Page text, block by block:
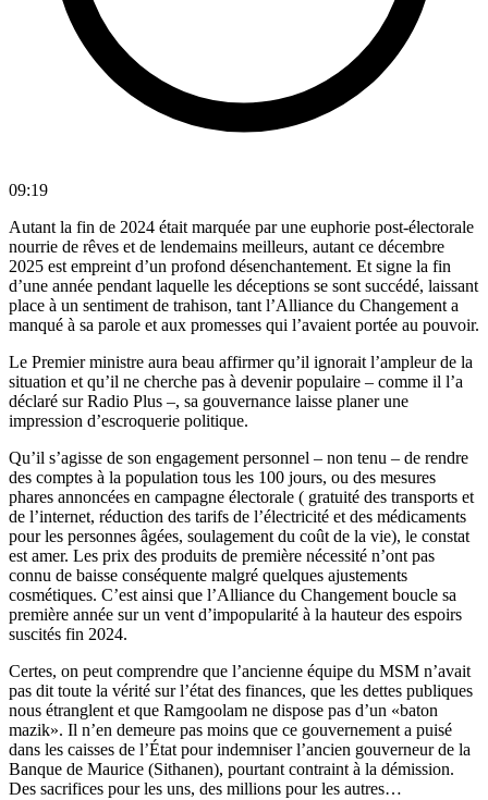
09:19
Autant la fin de 2024 était marquée par une euphorie post-électorale
nourrie de rêves et de lendemains meilleurs, autant ce décembre
2025 est empreint d’un profond désenchantement. Et signe la fin
d’une année pendant laquelle les déceptions se sont succédé, laissant
place à un sentiment de trahison, tant l’Alliance du Changement a
manqué à sa parole et aux promesses qui l’avaient portée au pouvoir.
Le Premier ministre aura beau affirmer qu’il ignorait l’ampleur de la
situation et qu’il ne cherche pas à devenir populaire – comme il l’a
déclaré sur Radio Plus –, sa gouvernance laisse planer une
impression d’escroquerie politique.
Qu’il s’agisse de son engagement personnel – non tenu – de rendre
des comptes à la population tous les 100 jours, ou des mesures
phares annoncées en campagne électorale ( gratuité des transports et
de l’internet, réduction des tarifs de l’électricité et des médicaments
pour les personnes âgées, soulagement du coût de la vie), le constat
est amer. Les prix des produits de première nécessité n’ont pas
connu de baisse conséquente malgré quelques ajustements
cosmétiques. C’est ainsi que l’Alliance du Changement boucle sa
première année sur un vent d’impopularité à la hauteur des espoirs
suscités fin 2024.
Certes, on peut comprendre que l’ancienne équipe du MSM n’avait
pas dit toute la vérité sur l’état des finances, que les dettes publiques
nous étranglent et que Ramgoolam ne dispose pas d’un «baton
mazik». Il n’en demeure pas moins que ce gouvernement a puisé
dans les caisses de l’État pour indemniser l’ancien gouverneur de la
Banque de Maurice (Sithanen), pourtant contraint à la démission.
Des sacrifices pour les uns, des millions pour les autres…